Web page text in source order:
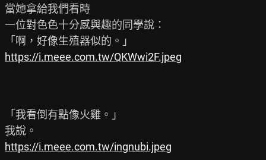
當她拿給我們看時
一位對色色十分感與趣的同學說：
https://i.meee.com.tw/QKWwi2F.jpeg
「我看倒有點像火雞。」
https://i.meee.com.tw/ingnubi.jpeg